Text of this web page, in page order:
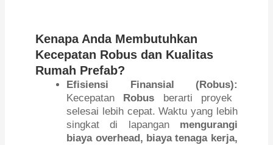
Kenapa Anda Membutuhkan
Kecepatan Robus dan Kualitas
Rumah Prefab?
Efisiensi Finansial (Robus):
Kecepatan Robus berarti proyek
selesai lebih cepat. Waktu yang lebih
singkat di lapangan mengurangi
biaya overhead, biaya tenaga kerja,